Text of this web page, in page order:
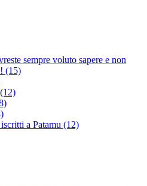
sempre voluto sapere e non
(15)
(12)
a Patamu (12)